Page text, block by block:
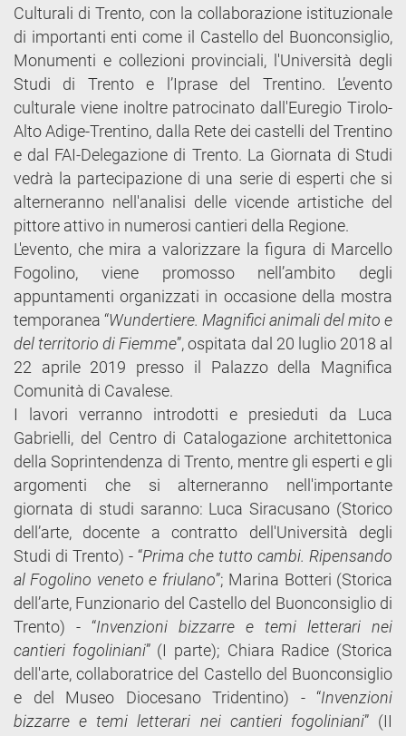
Culturali di Trento, con la collaborazione istituzionale
di importanti enti come il Castello del Buonconsiglio,
Monumenti e collezioni provinciali, l'Università degli
Studi di Trento e l’Iprase del Trentino. L’evento
culturale viene inoltre patrocinato dall'Euregio Tirolo-
Alto Adige-Trentino, dalla Rete dei castelli del Trentino
e dal FAI-Delegazione di Trento. La Giornata di Studi
vedrà la partecipazione di una serie di esperti che si
alterneranno nell'analisi delle vicende artistiche del
pittore attivo in numerosi cantieri della Regione.
L'evento, che mira a valorizzare la figura di Marcello
Fogolino, viene promosso nell’ambito degli
appuntamenti organizzati in occasione della mostra
temporanea “Wundertiere. Magnifici animali del mito e
del territorio di Fiemme”, ospitata dal 20 luglio 2018 al
22 aprile 2019 presso il Palazzo della Magnifica
Comunità di Cavalese.
I lavori verranno introdotti e presieduti da Luca
Gabrielli, del Centro di Catalogazione architettonica
della Soprintendenza di Trento, mentre gli esperti e gli
argomenti che si alterneranno nell'importante
giornata di studi saranno: Luca Siracusano (Storico
dell’arte, docente a contratto dell'Università degli
Studi di Trento) - “Prima che tutto cambi. Ripensando
al Fogolino veneto e friulano”; Marina Botteri (Storica
dell’arte, Funzionario del Castello del Buonconsiglio di
Trento) - “Invenzioni bizzarre e temi letterari nei
cantieri fogoliniani” (I parte); Chiara Radice (Storica
dell'arte, collaboratrice del Castello del Buonconsiglio
e del Museo Diocesano Tridentino) - “Invenzioni
bizzarre e temi letterari nei cantieri fogoliniani” (II